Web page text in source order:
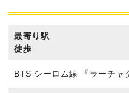
最寄り駅
徒歩
BTS シーロム線 『ラーチ